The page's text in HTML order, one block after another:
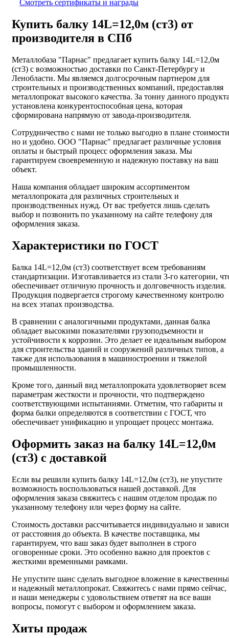
Смотреть сертификаты и награды
Купить балку 14L=12,0м (ст3) от
производителя в СПб
Металлобаза "Парнас" предлагает купить балку 14L=12,0м
(ст3) с возможностью доставки по Санкт-Петербургу и
Ленобласти. Мы являемся долгосрочным партнером для
строительных и производственных компаний, предоставляя
металлопрокат высокого качества. За тонну данного
установлена конкурентоспособная цена, которая
сформирована напрямую от завода-производителя.
Сотрудничество с нами не только выгодно в плане
но и удобно. ООО "Парнас" предлагает различные условия
оплаты и быстрый процесс оформления заказа. Мы
гарантируем своевременную и надежную поставку на ваш
объект.
Наша компания обладает широким ассортиментом
металлопроката для различных строительных и
производственных нужд. От вас требуется лишь сделать
выбор и позвонить по указанному на сайте телефону для
оформления заказа.
Характеристики по ГОСТ
Балка 14L=12,0м (ст3) соответствует всем требованиям
стандартизации. Изготавливается из стали 3-го категории,
обеспечивает отличную прочность и долговечность изделия.
Продукция подвергается строгому качественному контролю
на всех этапах производства.
В сравнении с аналогичными продуктами, данная балка
обладает высокими показателями грузоподъемности и
устойчивости к коррозии. Это делает ее идеальным выбором
для строительства зданий и сооружений различных типов, а
также для использования в машиностроении и тяжелой
промышленности.
Кроме того, данный вид металлопроката удовлетворяет всем
параметрам жесткости и прочности, что подтверждено
соответствующими испытаниями. Отметим, что габариты и
форма балки определяются в соответствии с ГОСТ, что
обеспечивает унификацию и упрощает процесс монтажа.
Оформить заказ на балку 14L=12,0м
(ст3) с доставкой
Если вы решили купить балку 14L=12,0м (ст3), не упустите
возможность воспользоваться нашей доставкой. Для
оформления заказа свяжитесь с нашим отделом продаж по
указанному телефону или через форму на сайте.
Стоимость доставки рассчитывается индивидуально и
от расстояния до объекта. В качестве поставщика, мы
гарантируем, что ваш заказ будет выполнен в строго
оговоренные сроки. Это особенно важно для проектов с
жесткими временными рамками.
Не упустите шанс сделать выгодное вложение в
и надежный металлопрокат. Свяжитесь с нами прямо сейчас,
и наши менеджеры с удовольствием ответят на все ваши
вопросы, помогут с выбором и оформлением заказа.
Хиты продаж